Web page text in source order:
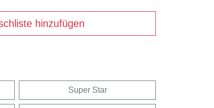
hinzufügen
Super Star